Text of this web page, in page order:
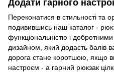
Додати гарного
Переконатися в стильності та
подивившись наш каталог -
функціональністю і
дизайном, який додасть балів
дорога стане коротшою, якщо
настроєм - а гарний рюкзак